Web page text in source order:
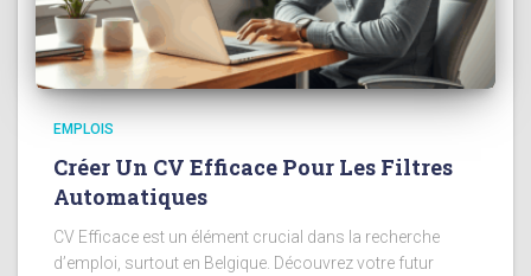
EMPLOIS
Créer Un CV Efficace Pour Les Filtres
Automatiques
CV Efficace est un élément crucial dans la recherche
d’emploi, surtout en Belgique. Découvrez votre futur